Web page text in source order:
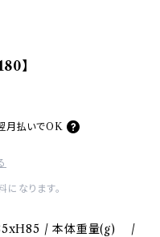
】
月払いでOK
なります。
φ85xH85 / 本体重量(g) /